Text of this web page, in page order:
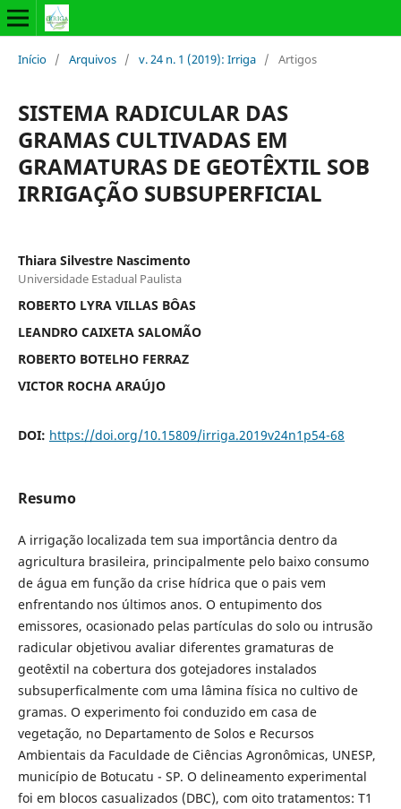
Início / Arquivos / v. 24 n. 1 (2019): Irriga / Artigos
SISTEMA RADICULAR DAS
GRAMAS CULTIVADAS EM
GRAMATURAS DE GEOTÊXTIL SOB
IRRIGAÇÃO SUBSUPERFICIAL
Thiara Silvestre Nascimento
Universidade Estadual Paulista
ROBERTO LYRA VILLAS BÔAS
LEANDRO CAIXETA SALOMÃO
ROBERTO BOTELHO FERRAZ
VICTOR ROCHA ARAÚJO
DOI: https://doi.org/10.15809/irriga.2019v24n1p54-68
Resumo
A irrigação localizada tem sua importância dentro da
agricultura brasileira, principalmente pelo baixo consumo
de água em função da crise hídrica que o pais vem
enfrentando nos últimos anos. O entupimento dos
emissores, ocasionado pelas partículas do solo ou intrusão
radicular objetivou avaliar diferentes gramaturas de
geotêxtil na cobertura dos gotejadores instalados
subsuperficalmente com uma lâmina física no cultivo de
gramas. O experimento foi conduzido em casa de
vegetação, no Departamento de Solos e Recursos
Ambientais da Faculdade de Ciências Agronômicas, UNESP,
município de Botucatu - SP. O delineamento experimental
foi em blocos casualizados (DBC), com oito tratamentos: T1